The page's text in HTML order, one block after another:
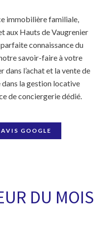
immobilière familiale,
aux Hauts de Vaugrenier
connaissance du
savoir-faire à votre
l’achat et la vente de
la gestion locative
de conciergerie dédié.
GOOGLE
DU MOIS